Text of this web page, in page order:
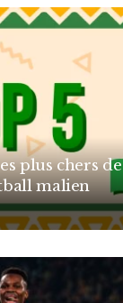
plus chers de
malien